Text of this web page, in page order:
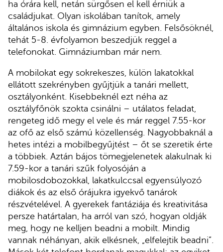
ha órára kell, netán sürgősen el kell érniük a
családjukat. Olyan iskolában tanítok, amely
általános iskola és gimnázium egyben. Felsősöknél,
tehát 5-8. évfolyamon beszedjük reggel a
telefonokat. Gimnáziumban már nem.
A mobilokat egy sokrekeszes, külön lakatokkal
ellátott szekrényben gyűjtjük a tanári mellett,
osztályonként. Kisebbeknél ezt néha az
osztályfőnök szokta csinálni – utálatos feladat,
rengeteg idő megy el vele és már reggel 7.55-kor
az ofő az első számú közellenség. Nagyobbaknál a
hetes intézi a mobilbegyűjtést – őt se szeretik érte
a többiek. Aztán bájos tömegjelenetek alakulnak ki
7.59-kor a tanári szűk folyosóján a
mobilosdobozokkal, lakatkulccsal egyensúlyozó
diákok és az első órájukra igyekvő tanárok
részvételével. A gyerekek fantáziája és kreativitása
persze határtalan, ha arról van szó, hogyan oldják
meg, hogy ne kelljen beadni a mobilt. Mindig
vannak néhányan, akik elkésnek, „elfelejtik beadni”.